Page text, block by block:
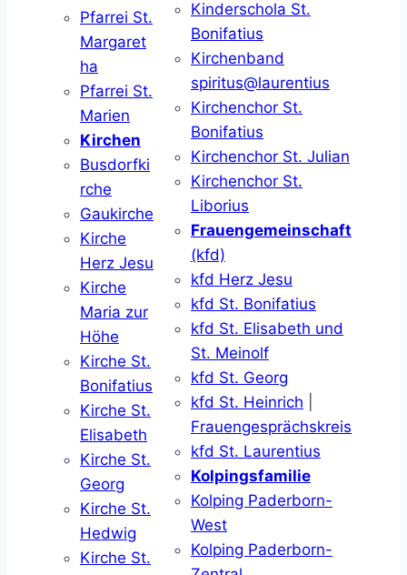
Pfarrei St.
Margaret
ha
Pfarrei St.
Marien
Kirchen
Busdorfki
rche
Gaukirche
Kirche
Herz Jesu
Kirche
Maria zur
Höhe
Kirche St.
Bonifatius
Kirche St.
Elisabeth
Kirche St.
Georg
Kirche St.
Hedwig
Kirche St.
Kinderschola St.
Bonifatius
Kirchenband
spiritus@laurentius
Kirchenchor St.
Bonifatius
Kirchenchor St. Julian
Kirchenchor St.
Liborius
Frauengemeinschaft
(kfd)
kfd Herz Jesu
kfd St. Bonifatius
kfd St. Elisabeth und
St. Meinolf
kfd St. Georg
kfd St. Heinrich
Frauengesprächskreis
kfd St. Laurentius
Kolpingsfamilie
Kolping Paderborn-
West
Kolping Paderborn-